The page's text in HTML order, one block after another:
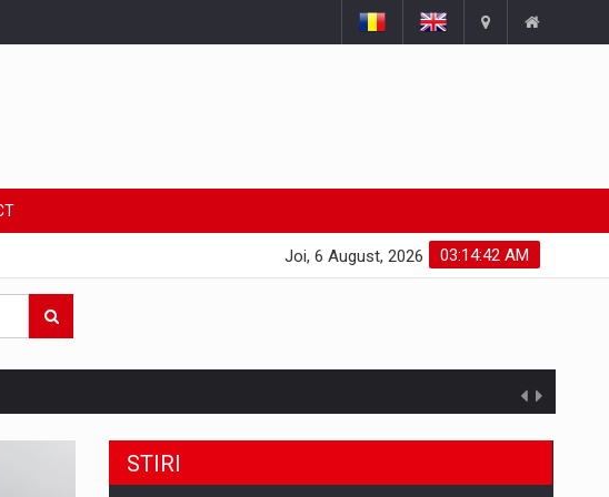
03:14:43 AM
Joi, 6 August, 2026
produselor din piata
an, sustinuta de segmentele digitale
STIRI